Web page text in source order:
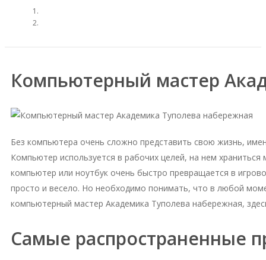
Компьютерный мастер
Без компьютера очень сложно представить свою жизнь,
Компьютер используется в рабочих целей, на нем
компьютер или ноутбук очень быстро превращается в
просто и весело. Но необходимо понимать, что в любой
компьютерный мастер Академика Туполева набережная,
Самые распространенные